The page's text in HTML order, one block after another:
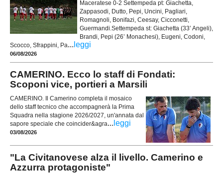
Maceratese 0-2 Settempeda pt: Giachetta,
Zappasodi, Dutto, Pepi, Uncini, Pagliari,
Romagnoli, Bonifazi, Ceesay, Cicconetti,
Guermandi.Settempeda st: Giachetta (33’ Angeli),
Brandi, Pepi (26’ Monachesi), Eugeni, Codoni,
Scocco, Sfrappini, Pa... leggi
06/08/2026
CAMERINO. Ecco lo staff di Fondati:
Scoponi vice, portieri a Marsili
CAMERINO. Il Camerino completa il mosaico
dello staff tecnico che accompagnerà la Prima
Squadra nella stagione 2026/2027, un'annata dal
sapore speciale che coincider&agra... leggi
03/08/2026
"La Civitanovese alza il livello. Camerino e
Azzurra protagoniste"